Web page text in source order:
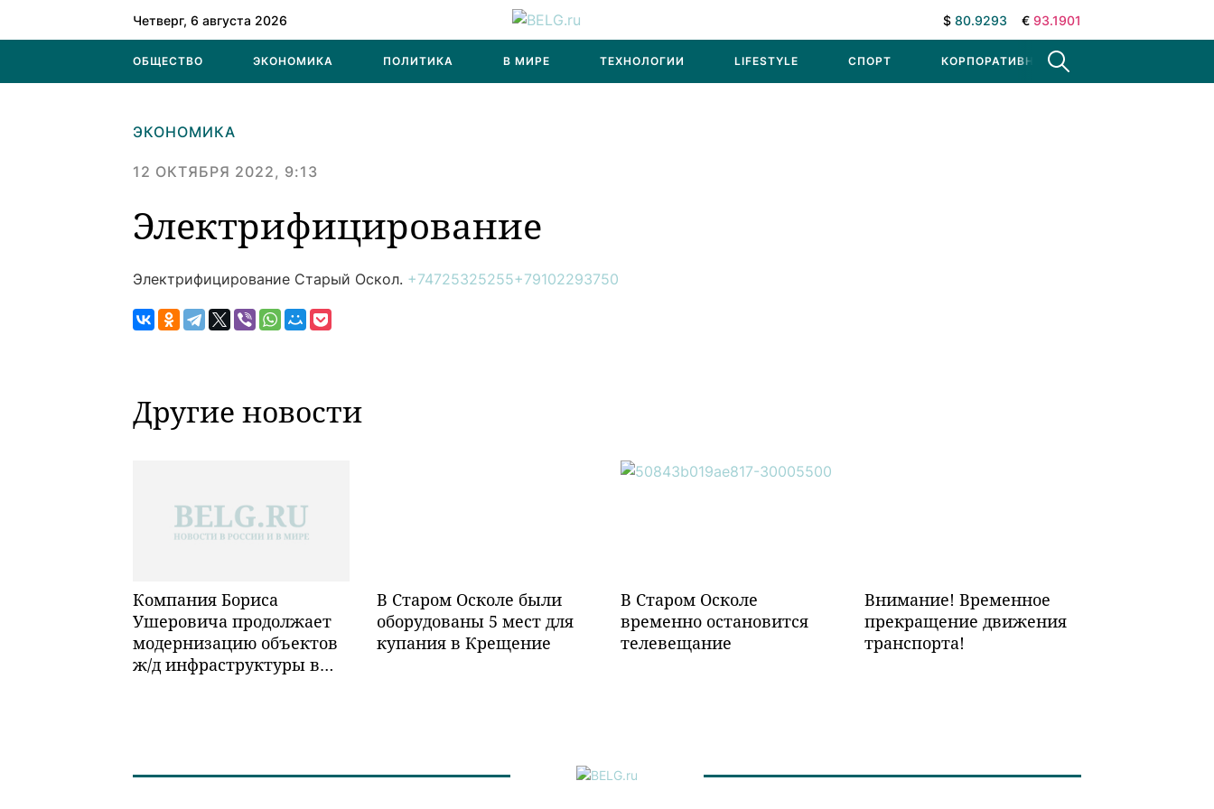
Четверг, 6 августа 2026 $ 80.9293 € 93.1901
ОБЩЕСТВО ЭКОНОМИКА ПОЛИТИКА В МИРЕ ТЕХНОЛОГИИ LIFESTYLE СПОРТ КОРПОРАТИВНЫЕ НОВОСТИ
ЭКОНОМИКА
12 ОКТЯБРЯ 2022, 9:13
Электрифицирование
Электрифицирование Старый Оскол. +74725325255+79102293750
Другие новости
Компания Бориса
Ушеровича продолжает
модернизацию объектов
ж/д инфраструктуры в
В Старом Осколе были
оборудованы 5 мест для
купания в Крещение
В Старом Осколе
временно остановится
телевещание
Внимание! Временное
прекращение движения
транспорта!